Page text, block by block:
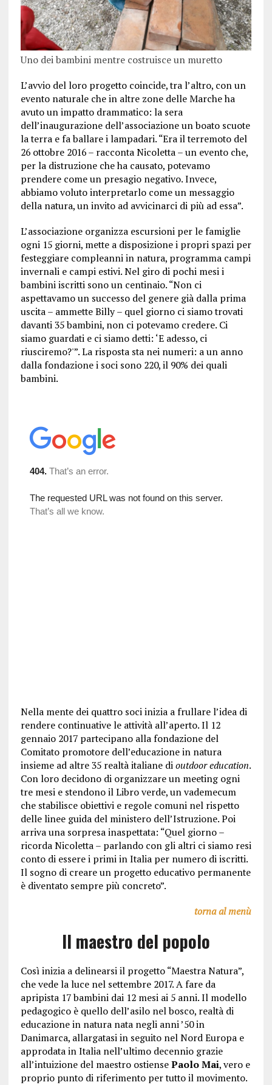
Uno dei bambini mentre costruisce un muretto
L’avvio del loro progetto coincide, tra l’altro, con un
evento naturale che in altre zone delle Marche ha
avuto un impatto drammatico: la sera
dell’inaugurazione dell’associazione un boato scuote
la terra e fa ballare i lampadari. “Era il terremoto del
26 ottobre 2016 – racconta Nicoletta – un evento che,
per la distruzione che ha causato, potevamo
prendere come un presagio negativo. Invece,
abbiamo voluto interpretarlo come un messaggio
della natura, un invito ad avvicinarci di più ad essa”.
L’associazione organizza escursioni per le famiglie
ogni 15 giorni, mette a disposizione i propri spazi per
festeggiare compleanni in natura, programma campi
invernali e campi estivi. Nel giro di pochi mesi i
bambini iscritti sono un centinaio. “Non ci
aspettavamo un successo del genere già dalla prima
uscita – ammette Billy – quel giorno ci siamo trovati
davanti 35 bambini, non ci potevamo credere. Ci
siamo guardati e ci siamo detti: ‘E adesso, ci
riusciremo?'”. La risposta sta nei numeri: a un anno
dalla fondazione i soci sono 220, il 90% dei quali
bambini.
Nella mente dei quattro soci inizia a frullare l’idea di
rendere continuative le attività all’aperto. Il 12
gennaio 2017 partecipano alla fondazione del
Comitato promotore dell’educazione in natura
insieme ad altre 35 realtà italiane dioutdoor education.
Con loro decidono di organizzare un meeting ogni
tre mesi e stendono il Libro verde, un vademecum
che stabilisce obiettivi e regole comuni nel rispetto
delle linee guida del ministero dell’Istruzione. Poi
arriva una sorpresa inaspettata: “Quel giorno –
ricorda Nicoletta – parlando con gli altri ci siamo resi
conto di essere i primi in Italia per numero di iscritti.
Il sogno di creare un progetto educativo permanente
è diventato sempre più concreto”.
torna al menù
Il maestro del popolo
Così inizia a delinearsi il progetto “Maestra Natura”,
che vede la luce nel settembre 2017. A fare da
apripista 17 bambini dai 12 mesi ai 5 anni. Il modello
pedagogico è quello dell’asilo nel bosco, realtà di
educazione in natura nata negli anni ’50 in
Danimarca, allargatasi in seguito nel Nord Europa e
approdata in Italia nell’ultimo decennio grazie
all’intuizione del maestro ostiensePaolo Mai, vero e
proprio punto di riferimento per tutto il movimento.